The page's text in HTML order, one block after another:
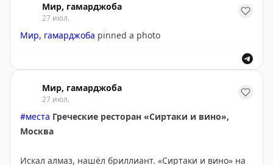
Будут ли вводиться такие исключения — неизвестно.
Визовые центры Черногории уже
Летниковская
Псков
Воронеж
Мир, гамарджоба
27 июл.
Мир, гамарджоба pinned a photo
Мир, гамарджоба
27 июл.
#места Греческие ресторан «Сиртаки и вино»,
Москва
Искал алмаз, нашёл бриллиант. «Сиртаки и вино» на